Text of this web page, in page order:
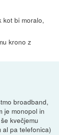
kot bi moralo,
krono z
broadband,
je monopol in
kvečjemu
al pa telefonica)